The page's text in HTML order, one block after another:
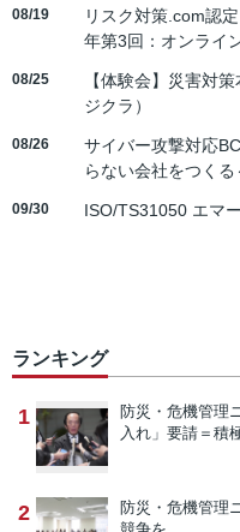
08/19
リスク対策.com認
年第3回：オンライ
08/25
【体験会】災害対
ジクラ）
08/26
サイバー攻撃対応
らない会社をつくる
09/30 ISO/TS31050 エマ
ランキング
1 防災・危機管理
入れ」要請＝積
2 防災・危機管理